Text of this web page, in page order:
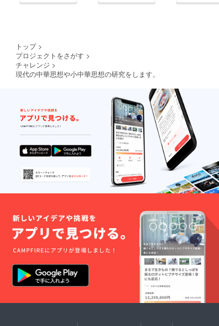
トップ >
プロジェクトをさがす >
チャレンジ >
現代の中華思想や小中華思想の研究をします。